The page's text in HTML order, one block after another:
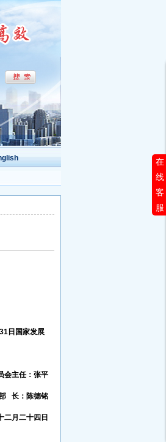
在
线
客
服
31日国家发展
会主任：张平
长：陈德铭
二月二十四日